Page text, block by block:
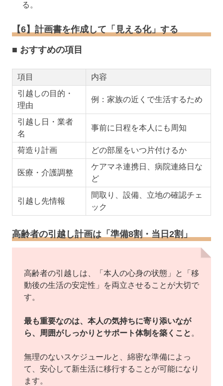
る。
【6】計画書を作成して「見える化」する
■ おすすめの項目
項目
内容
引越しの目的・
理由
例：家族の近くで生活するため
引越し日・業者
名
事前に日程を本人にも周知
荷造り計画 どの部屋をいつ片付けるか
医療・介護調整
ケアマネ連携日、病院連絡日な
ど
引越し先情報
間取り、設備、立地の確認チェ
ック
高齢者の引越し計画は「準備8割・当日2割」
高齢者の引越しは、「本人の心身の状態」と「移
動後の生活の安定性」を両立させることが大切で
す。
最も重要なのは、本人の気持ちに寄り添いなが
ら、周囲がしっかりとサポート体制を築くこと 。
無理のないスケジュールと、綿密な準備によっ
て、安心して新生活に移行することが可能になり
ます。